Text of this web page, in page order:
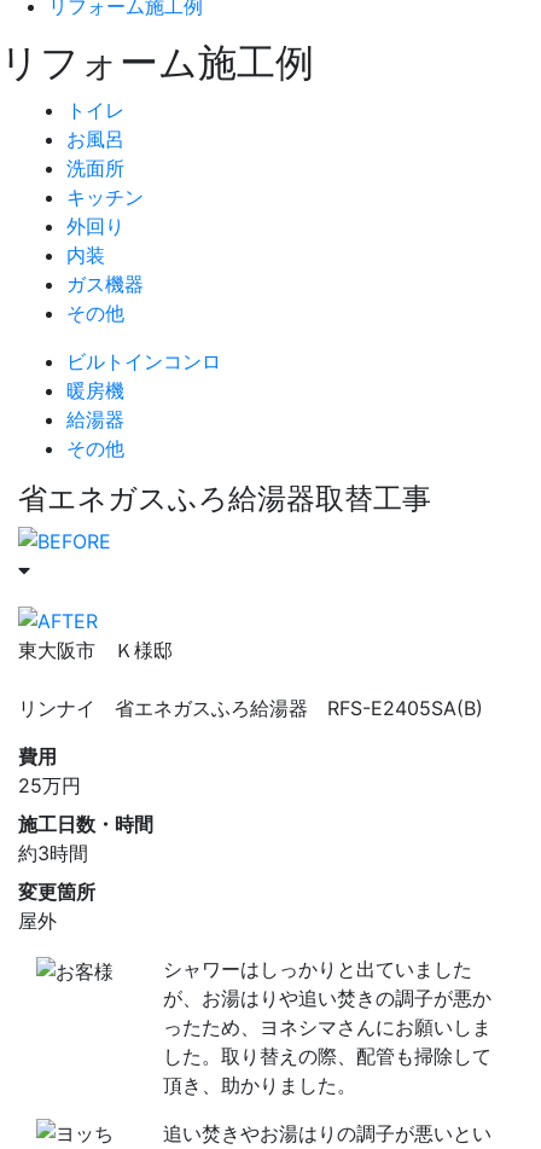
リフォーム施工例
リフォーム施工例
トイレ
お風呂
洗面所
キッチン
外回り
内装
ガス機器
その他
ビルトインコンロ
暖房機
給湯器
その他
省エネガスふろ給湯器取替工事
東大阪市 Ｋ様邸
リンナイ 省エネガスふろ給湯器 RFS-E2405SA(B)
費用
25万円
施工日数・時間
約3時間
変更箇所
屋外
シャワーはしっかりと出ていました
が、お湯はりや追い焚きの調子が悪か
ったため、ヨネシマさんにお願いしま
した。取り替えの際、配管も掃除して
頂き、助かりました。
追い焚きやお湯はりの調子が悪いとい